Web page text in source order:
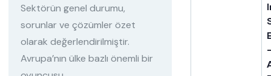
Sektörün genel durumu,
sorunlar ve çözümler özet
olarak değerlendirilmiştir.
Avrupa’nın ülke bazlı önemli bir